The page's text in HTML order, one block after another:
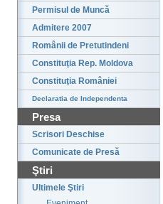
Permisul de Muncă
Admitere 2007
Românii de Pretutindeni
Constituţia Rep. Moldova
Constituţia României
Declaratia de Independenta
Presa
Scrisori Deschise
Comunicate de Presă
Ştiri
Ultimele Ştiri